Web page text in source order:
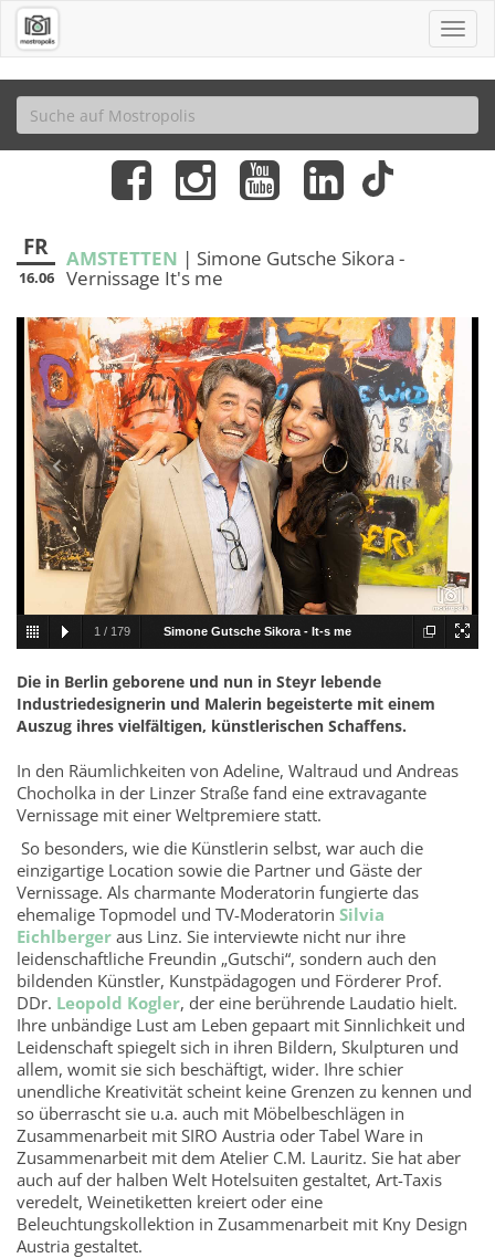
FR
16.06
AMSTETTEN | Simone Gutsche Sikora -
Vernissage It's me
1 / 179 Simone Gutsche Sikora - It-s me
Die in Berlin geborene und nun in Steyr lebende
Industriedesignerin und Malerin begeisterte mit einem
Auszug ihres vielfältigen, künstlerischen Schaffens.
In den Räumlichkeiten von Adeline, Waltraud und Andreas
Chocholka in der Linzer Straße fand eine extravagante
Vernissage mit einer Weltpremiere statt.
So besonders, wie die Künstlerin selbst, war auch die
einzigartige Location sowie die Partner und Gäste der
Vernissage. Als charmante Moderatorin fungierte das
ehemalige Topmodel und TV-Moderatorin Silvia
Eichlberger aus Linz. Sie interviewte nicht nur ihre
leidenschaftliche Freundin „Gutschi“, sondern auch den
bildenden Künstler, Kunstpädagogen und Förderer Prof.
DDr. Leopold Kogler, der eine berührende Laudatio hielt.
Ihre unbändige Lust am Leben gepaart mit Sinnlichkeit und
Leidenschaft spiegelt sich in ihren Bildern, Skulpturen und
allem, womit sie sich beschäftigt, wider. Ihre schier
unendliche Kreativität scheint keine Grenzen zu kennen und
so überrascht sie u.a. auch mit Möbelbeschlägen in
Zusammenarbeit mit SIRO Austria oder Tabel Ware in
Zusammenarbeit mit dem Atelier C.M. Lauritz. Sie hat aber
auch auf der halben Welt Hotelsuiten gestaltet, Art-Taxis
veredelt, Weinetiketten kreiert oder eine
Beleuchtungskollektion in Zusammenarbeit mit Kny Design
Austria gestaltet.